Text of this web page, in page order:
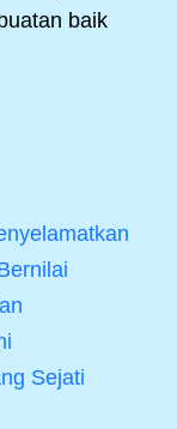
baik
Sejati